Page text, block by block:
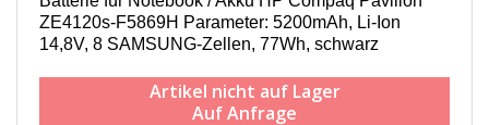
ZE4120s-F5869H Parameter: 5200mAh, Li-Ion
14,8V, 8 SAMSUNG-Zellen, 77Wh, schwarz
Artikel nicht auf Lager
Auf Anfrage